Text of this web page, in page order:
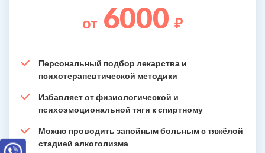
от 6000 ₽
Персональный подбор лекарства и
психотерапевтической методики
Избавляет от физиологической и
психоэмоциональной тяги к спиртному
Можно проводить запойным больным с тяжёлой
стадией алкоголизма